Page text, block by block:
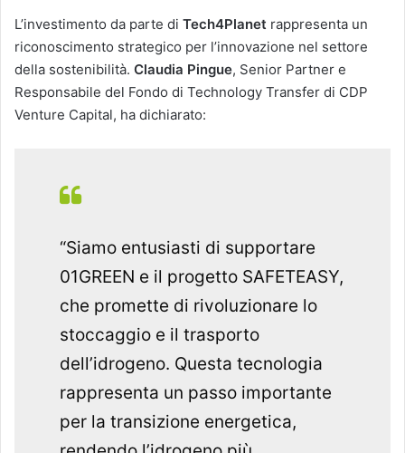
L’investimento da parte di Tech4Planet rappresenta un
riconoscimento strategico per l’innovazione nel settore
della sostenibilità. Claudia Pingue, Senior Partner e
Responsabile del Fondo di Technology Transfer di CDP
Venture Capital, ha dichiarato:
“Siamo entusiasti di supportare
01GREEN e il progetto SAFETEASY,
che promette di rivoluzionare lo
stoccaggio e il trasporto
dell’idrogeno. Questa tecnologia
rappresenta un passo importante
per la transizione energetica,